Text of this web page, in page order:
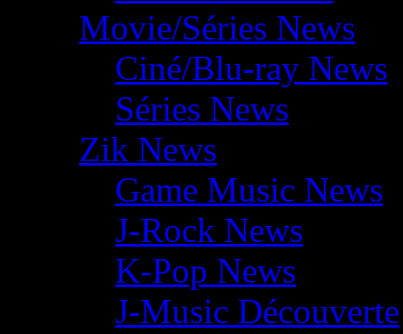
Movie/Séries News
Ciné/Blu-ray News
Séries News
Zik News
Game Music News
J-Rock News
K-Pop News
J-Music Découverte